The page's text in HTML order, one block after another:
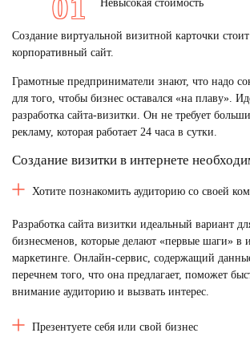
Невысокая стоимость
Создание виртуальной визитной карточки
корпоративный сайт.
Грамотные предприниматели знают, что надо
для того, чтобы бизнес оставался «на плаву».
разработка сайта-визитки. Он не требует
рекламу, которая работает 24 часа в сутки.
Создание визитки в интернете
Хотите познакомить аудиторию со своей
Разработка сайта визитки идеальный вариант
бизнесменов, которые делают «первые шаги» в
маркетинге. Онлайн-сервис, содержащий
перечнем того, что она предлагает, поможет
внимание аудиторию и вызвать интерес.
Презентуете себя или свой бизнес